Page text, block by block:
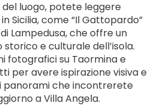
luogo, potete leggere
Sicilia, come “Il Gattopardo”
Lampedusa, che offre un
e culturale dell’isola.
fotografici su Taormina e
per avere ispirazione visiva e
panorami che incontrerete
a Villa Angela.